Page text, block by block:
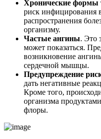
Хронические формы
риск инфицирования
распространения
организму.
Частые ангины. Это
может показаться.
возникновение
сердечной мышцы.
Предупреждение
дать негативные
Кроме того,
организма
флоры.